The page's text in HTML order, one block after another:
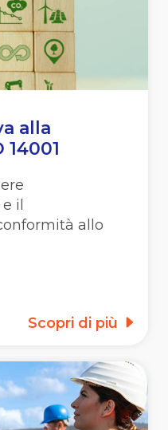
alla
il
allo
Scopri di più